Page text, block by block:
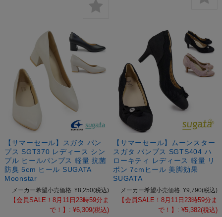
【サマーセール】スガタ パン
プス SGT370 レディース シン
プル ヒールパンプス 軽量 抗菌
防臭 5cm ヒール SUGATA
Moonstar
メーカー希望小売価格: ¥8,250(税込)
【会員SALE！8月11日23時59分ま
で！】: ¥6,309(税込)
【サマーセール】ムーンスター
スガタ パンプス SGTS404 ハ
ローキティ レディース 軽量 リ
ボン 7cmヒール 美脚効果
SUGATA
メーカー希望小売価格: ¥9,790(税込)
【会員SALE！8月11日23時59分ま
で！】: ¥5,382(税込)